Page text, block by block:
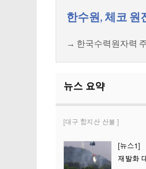
한수원, 체코 원
→ 한국수력원자력